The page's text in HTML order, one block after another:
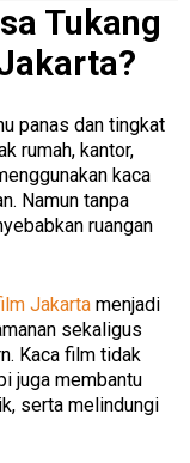
Tukang
panas dan tingkat
rumah, kantor,
kaca
Namun tanpa
ruangan
Jakarta menjadi
sekaligus
Kaca film tidak
juga membantu
serta melindungi